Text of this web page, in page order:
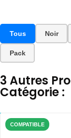
Tous Noir
Pack
3 Autres
Catégorie :
COMPATIBLE